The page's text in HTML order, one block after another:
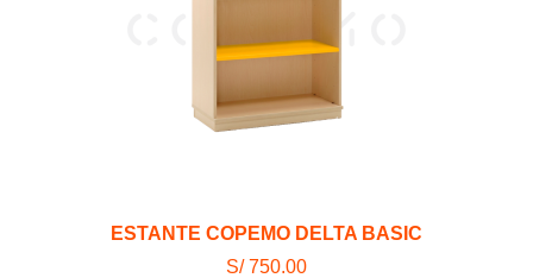
ESTANTE COPEMO DELTA BASIC
S/ 750.00